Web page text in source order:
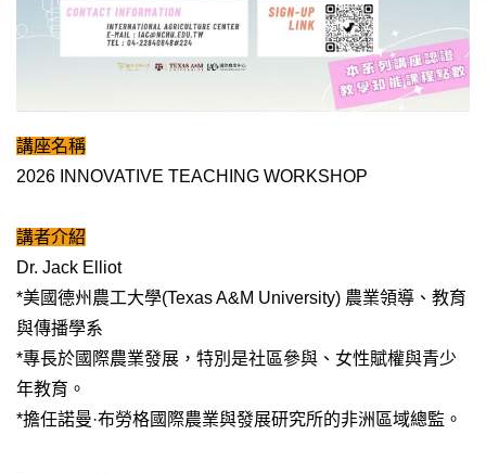
講座名稱
2026 INNOVATIVE TEACHING WORKSHOP
講者介紹
Dr. Jack Elliot
*美國德州農工大學(Texas A&M University) 農業領導、教育
與傳播學系
*專長於國際農業發展，特別是社區參與、女性賦權與青少
年教育。
*擔任諾曼·布勞格國際農業與發展研究所的非洲區域總監。